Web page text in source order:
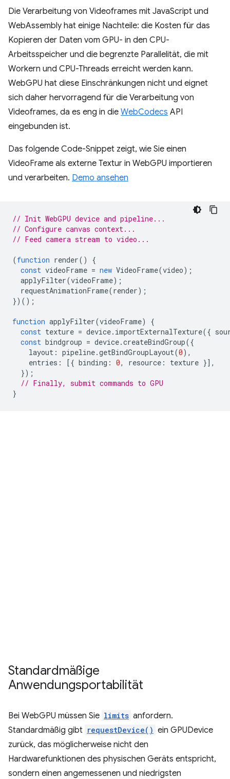
Die Verarbeitung von Videoframes mit JavaScript und
WebAssembly hat einige Nachteile: die Kosten für das
Kopieren der Daten vom GPU- in den CPU-
Arbeitsspeicher und die begrenzte Parallelität, die mit
Workern und CPU-Threads erreicht werden kann.
WebGPU hat diese Einschränkungen nicht und eignet
sich daher hervorragend für die Verarbeitung von
Videoframes, da es eng in die WebCodecs API
eingebunden ist.
Das folgende Code-Snippet zeigt, wie Sie einen
VideoFrame als externe Textur in WebGPU importieren
und verarbeiten. Demo ansehen
// Init WebGPU device and pipeline...
// Configure canvas context...
// Feed camera stream to video...
(function render()
{
const videoFrame = new VideoFrame(video);
applyFilter(videoFrame);
requestAnimationFrame(render);
})();
function applyFilter(videoFrame)
{
const texture = device. importExternalTexture({
const bindgroup = device.createBindGroup({
layout : pipeline.getBindGroupLayout(0),
entries : [{ binding : 0, resource : texture }],
});
// Finally, submit commands to GPU
}
Standardmäßige
Anwendungsportabilität
Bei WebGPU müssen Sie limits anfordern.
Standardmäßig gibt requestDevice() ein GPUDevice
zurück, das möglicherweise nicht den
Hardwarefunktionen des physischen Geräts entspricht,
sondern einen angemessenen und niedrigsten